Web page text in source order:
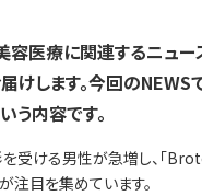
容医療に関連するニュ
けします。今回の
う内容です。
受ける男性が急増し、「
注目を集めています。